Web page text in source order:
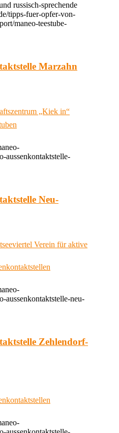
russisch-sprechende
tipps-fuer-opfer-von-
maneo-teestube-
Marzahn
„Kiek in“
aussenkontaktstelle-
Neu-
Verein für aktive
aussenkontaktstelle-neu-
Zehlendorf-